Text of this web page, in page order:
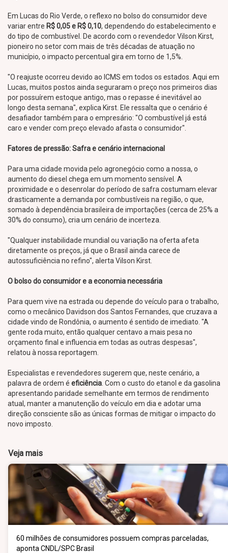
Em Lucas do Rio Verde, o reflexo no bolso do consumidor deve
variar entre R$ 0,05 e R$ 0,10, dependendo do estabelecimento e
do tipo de combustível. De acordo com o revendedor Vilson Kirst,
pioneiro no setor com mais de três décadas de atuação no
município, o impacto percentual gira em torno de 1,5%.
"O reajuste ocorreu devido ao ICMS em todos os estados. Aqui em
Lucas, muitos postos ainda seguraram o preço nos primeiros dias
por possuírem estoque antigo, mas o repasse é inevitável ao
longo desta semana", explica Kirst. Ele ressalta que o cenário é
desafiador também para o empresário: "O combustível já está
caro e vender com preço elevado afasta o consumidor".
Fatores de pressão: Safra e cenário internacional
Para uma cidade movida pelo agronegócio como a nossa, o
aumento do diesel chega em um momento sensível. A
proximidade e o desenrolar do período de safra costumam elevar
drasticamente a demanda por combustíveis na região, o que,
somado à dependência brasileira de importações (cerca de 25% a
30% do consumo), cria um cenário de incerteza.
"Qualquer instabilidade mundial ou variação na oferta afeta
diretamente os preços, já que o Brasil ainda carece de
autossuficiência no refino", alerta Vilson Kirst.
O bolso do consumidor e a economia necessária
Para quem vive na estrada ou depende do veículo para o trabalho,
como o mecânico Davidson dos Santos Fernandes, que cruzava a
cidade vindo de Rondônia, o aumento é sentido de imediato. "A
gente roda muito, então qualquer centavo a mais pesa no
orçamento final e influencia em todas as outras despesas",
relatou à nossa reportagem.
Especialistas e revendedores sugerem que, neste cenário, a
palavra de ordem é eficiência . Com o custo do etanol e da gasolina
apresentando paridade semelhante em termos de rendimento
atual, manter a manutenção do veículo em dia e adotar uma
direção consciente são as únicas formas de mitigar o impacto do
novo imposto.
Veja mais
60 milhões de consumidores possuem compras parceladas,
aponta CNDL/SPC Brasil